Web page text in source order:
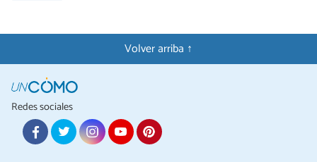
Volver arriba ↑
Redes sociales